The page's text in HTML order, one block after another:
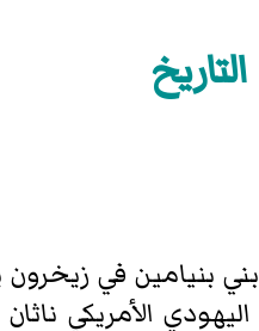
التاريخ
بني بنيامين في
اليهودي الأمريكي